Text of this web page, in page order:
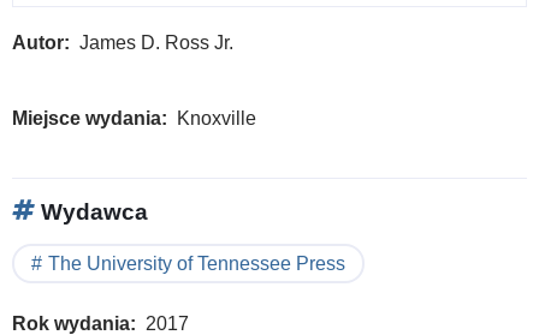
Autor James D. Ross Jr.
Miejsce wydania Knoxville
Wydawca
The University of Tennessee Press
Rok wydania 2017